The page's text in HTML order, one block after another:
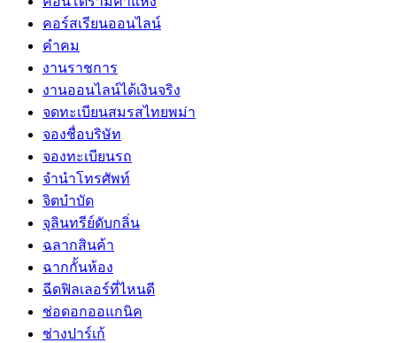
คอร์สเรียนออนไลน์
คำคม
งานราชการ
งานออนไลน์ได้เงินจริง
จดทะเบียนสมรสไทยพม่า
จองชื่อบริษัท
จองทะเบียนรถ
จำนำโทรศัพท์
จิตบำบัด
จุลินทรีย์ดับกลิ่น
ฉลากสินค้า
ฉากกั้นห้อง
ฉีดฟิลเลอร์ที่ไหนดี
ช่อดอกออแกนิค
ช่างปาร์เก้